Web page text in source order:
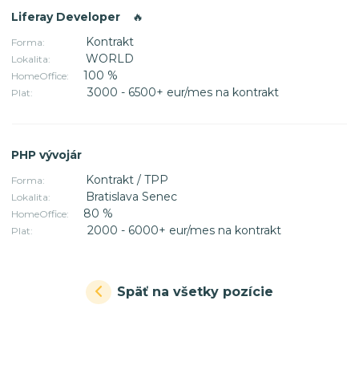
Liferay Developer 🔥
Forma: Kontrakt
Lokalita: WORLD
HomeOffice: 100 %
Plat: 3000 - 6500+ eur/mes na kontrakt
PHP vývojár
Forma: Kontrakt / TPP
Lokalita: Bratislava Senec
HomeOffice: 80 %
Plat: 2000 - 6000+ eur/mes na kontrakt
Späť na všetky pozície